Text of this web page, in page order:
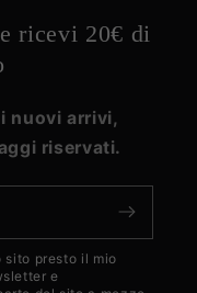
ricevi 20€ di
nuovi arrivi,
riservati.
sito presto il mio
e